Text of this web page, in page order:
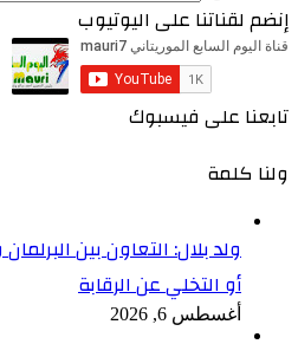
إنضم لقناتنا على اليوتيوب
تابعنا على فيسبوك
ولنا كلمة
ولد بلال: التعاون بين
أو التخلي عن الرقابة
أغسطس 6, 2026